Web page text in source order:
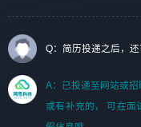
Q：简历投递之后，还
A：已投递至网站或
或有补充的， 可在面